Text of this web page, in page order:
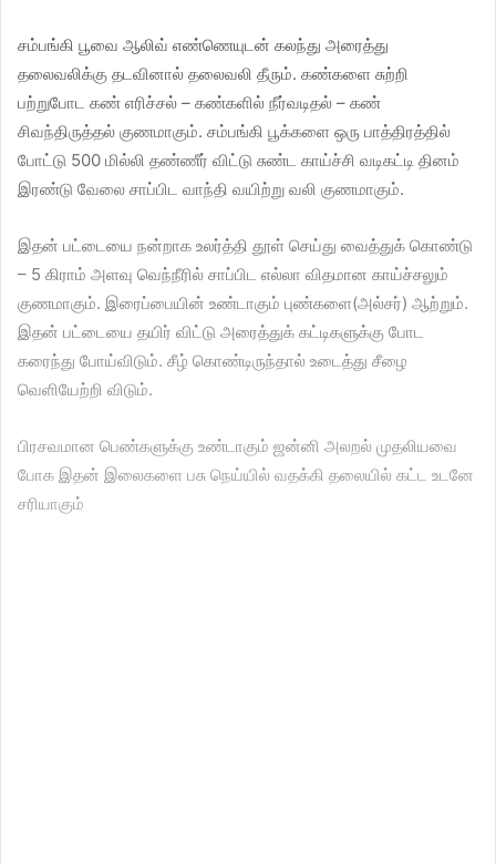
சம்பங்கி பூவை ஆலிவ் எண்ணெயுடன் கலந்து அரைத்து
தலைவலிக்கு தடவினால் தலைவலி தீரும். கண்களை சுற்றி
பற்றுபோட கண் எரிச்சல் – கண்களில் நீர்வடிதல் – கண்
சிவந்திருத்தல் குணமாகும். சம்பங்கி பூக்களை ஒரு பாத்திரத்தில்
போட்டு 500 மில்லி தண்ணீர் விட்டு சுண்ட காய்ச்சி வடிகட்டி தினம்
இரண்டு வேலை சாப்பிட வாந்தி வயிற்று வலி குணமாகும்.
இதன் பட்டையை நன்றாக உலர்த்தி தூள் செய்து வைத்துக் கொண்டு
– 5 கிராம் அளவு வெந்நீரில் சாப்பிட எல்லா விதமான காய்ச்சலும்
குணமாகும். இரைப்பையின் உண்டாகும் புண்களை(அல்சர்) ஆற்றும்.
இதன் பட்டையை தயிர் விட்டு அரைத்துக் கட்டிகளுக்கு போட
கரைந்து போய்விடும். சீழ் கொண்டிருந்தால் உடைத்து சீழை
வெளியேற்றி விடும்.
பிரசவமான பெண்களுக்கு உண்டாகும் ஜன்னி அலறல் முதலியவை
போக இதன் இலைகளை பசு நெய்யில் வதக்கி தலையில் கட்ட உடனே
சரியாகும்